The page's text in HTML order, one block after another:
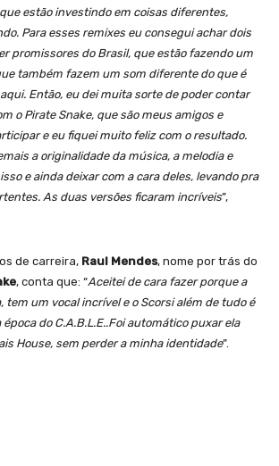
estão investindo em coisas diferentes,
Para esses remixes eu consegui achar dois
promissores do Brasil, que estão fazendo um
também fazem um som diferente do que é
Então, eu dei muita sorte de poder contar
o Pirate Snake, que são meus amigos e
e eu fiquei muito feliz com o resultado.
a originalidade da música, a melodia e
e ainda deixar com a cara deles, levando pra
As duas versões ficaram incríveis”,
de carreira, Raul Mendes, nome por trás do
, conta que: “Aceitei de cara fazer porque a
tem um vocal incrível e o Scorsi além de tudo é
do C.A.B.L.E..Foi automático puxar ela
House, sem perder a minha identidade”.